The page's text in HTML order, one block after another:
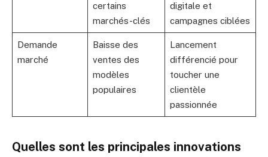
certains
marchés-clés
digitale et
campagnes ciblées
Demande
marché
Baisse des
ventes des
modèles
populaires
Lancement
différencié pour
toucher une
clientèle
passionnée
Quelles sont les principales innovations